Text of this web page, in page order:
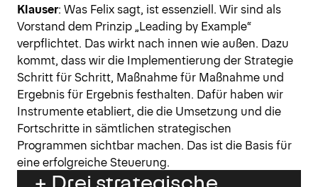
Klauser: Was Felix sagt, ist essenziell. Wir sind als
Vorstand dem Prinzip „Leading by Example“
verpflichtet. Das wirkt nach innen wie außen. Dazu
kommt, dass wir die Implementierung der Strategie
Schritt für Schritt, Maßnahme für Maßnahme und
Ergebnis für Ergebnis festhalten. Dafür haben wir
Instrumente etabliert, die die Umsetzung und die
Fortschritte in sämtlichen strategischen
Programmen sichtbar machen. Das ist die Basis für
eine erfolgreiche Steuerung.
+ Drei strategische